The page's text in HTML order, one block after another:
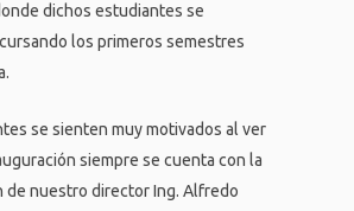
dichos estudiantes se
los primeros semestres
se sienten muy motivados al ver
siempre se cuenta con la
de nuestro director Ing. Alfredo